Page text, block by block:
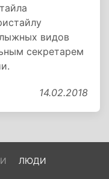
видов
секретарем
14.02.2018
ЛЮДИ